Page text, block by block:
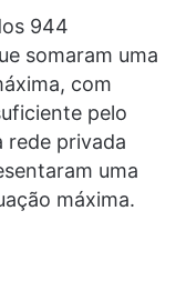
944
somaram uma
com
pelo
rede privada
uma
máxima.